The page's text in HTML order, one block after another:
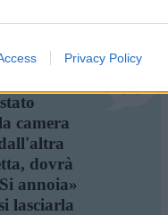
Privacy Policy
camera
dovrà
annoia»
lasciarla